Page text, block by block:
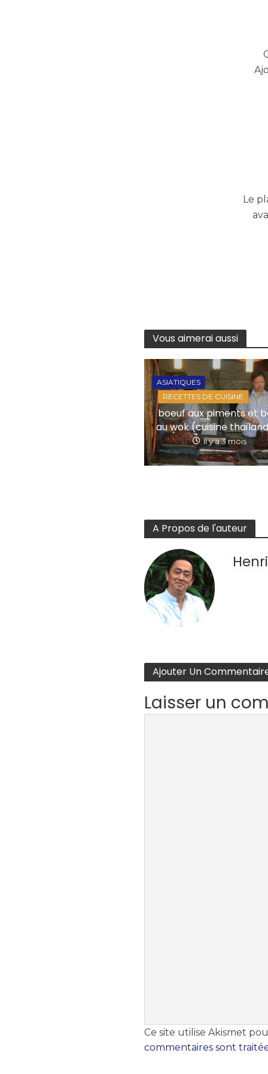
Le
Vous aimerai aussi
ASIATIQUES
RECETTES DE CUISINE
boeuf aux piments et
au wok (cuisine
Il y a 3 mois
A Propos de l'auteur
Ajouter Un
Laisser un
Ce site utilise Akismet
commentaires sont